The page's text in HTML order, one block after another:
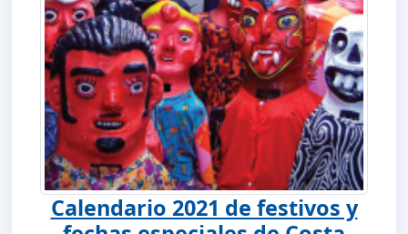
Calendario 2021 de festivos y